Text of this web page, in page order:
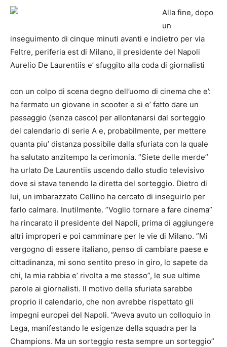
Alla fine, dopo
un
inseguimento di cinque minuti avanti e indietro per via
Feltre, periferia est di Milano, il presidente del Napoli
Aurelio De Laurentiis e’ sfuggito alla coda di giornalisti
con un colpo di scena degno dell’uomo di cinema che e’:
ha fermato un giovane in scooter e si e’ fatto dare un
passaggio (senza casco) per allontanarsi dal sorteggio
del calendario di serie A e, probabilmente, per mettere
quanta piu’ distanza possibile dalla sfuriata con la quale
ha salutato anzitempo la cerimonia. ”Siete delle merde”
ha urlato De Laurentiis uscendo dallo studio televisivo
dove si stava tenendo la diretta del sorteggio. Dietro di
lui, un imbarazzato Cellino ha cercato di inseguirlo per
farlo calmare. Inutilmente. ”Voglio tornare a fare cinema”
ha rincarato il presidente del Napoli, prima di aggiungere
altri improperi e poi camminare per le vie di Milano. ”Mi
vergogno di essere italiano, penso di cambiare paese e
cittadinanza, mi sono sentito preso in giro, lo sapete da
chi, la mia rabbia e’ rivolta a me stesso”, le sue ultime
parole ai giornalisti. Il motivo della sfuriata sarebbe
proprio il calendario, che non avrebbe rispettato gli
impegni europei del Napoli. ”Aveva avuto un colloquio in
Lega, manifestando le esigenze della squadra per la
Champions. Ma un sorteggio resta sempre un sorteggio”